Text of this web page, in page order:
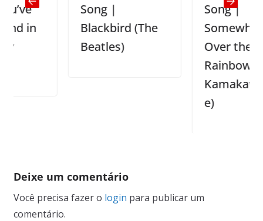
Song |
Blackbird (The
Beatles)
Song |
Somewhere
Over the
Rainbow (Israel
Kamakawiwo’ol
Deixe um comentário
Você precisa fazer o login para publicar um
comentário.